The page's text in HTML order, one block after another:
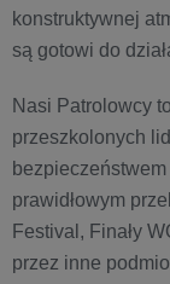
konstruktywnej
są gotowi do
Nasi Patrolowcy
przeszkolonych
prawidłowym
Festival, Finały
przez inne